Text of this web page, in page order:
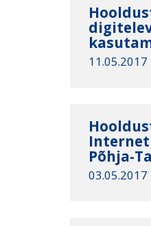
11.05.2017
Põhja-
03.05.2017